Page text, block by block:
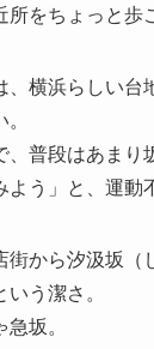
をちょっと歩
横浜らしい台
普段はあまり
よう」と、運動
から汐汲坂（
う潔さ。
坂。